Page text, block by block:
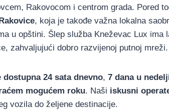
Rakovocom i centrom grada. Pored
, koja je takođe važna lokalna
u opštini. Šlep služba Kneževac Lux ima
zahvaljujući dobro razvijenoj putnoj mreži.
dostupna 24 sata dnevno, 7 dana u
mogućem roku. Naši iskusni
vozila do željene destinacije.